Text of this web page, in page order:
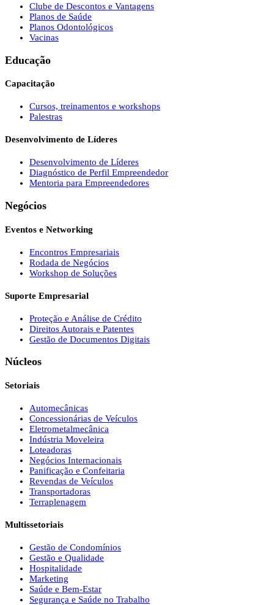
Clube de Descontos e Vantagens
Planos de Saúde
Planos Odontológicos
Vacinas
Educação
Capacitação
Cursos, treinamentos e workshops
Palestras
Desenvolvimento de Líderes
Desenvolvimento de Líderes
Diagnóstico de Perfil Empreendedor
Mentoria para Empreendedores
Negócios
Eventos e Networking
Encontros Empresariais
Rodada de Negócios
Workshop de Soluções
Suporte Empresarial
Proteção e Análise de Crédito
Direitos Autorais e Patentes
Gestão de Documentos Digitais
Núcleos
Setoriais
Automecânicas
Concessionárias de Veículos
Eletrometalmecânica
Indústria Moveleira
Loteadoras
Negócios Internacionais
Panificação e Confeitaria
Revendas de Veículos
Transportadoras
Terraplenagem
Multissetoriais
Gestão de Condomínios
Gestão e Qualidade
Hospitalidade
Marketing
Saúde e Bem-Estar
Segurança e Saúde no Trabalho